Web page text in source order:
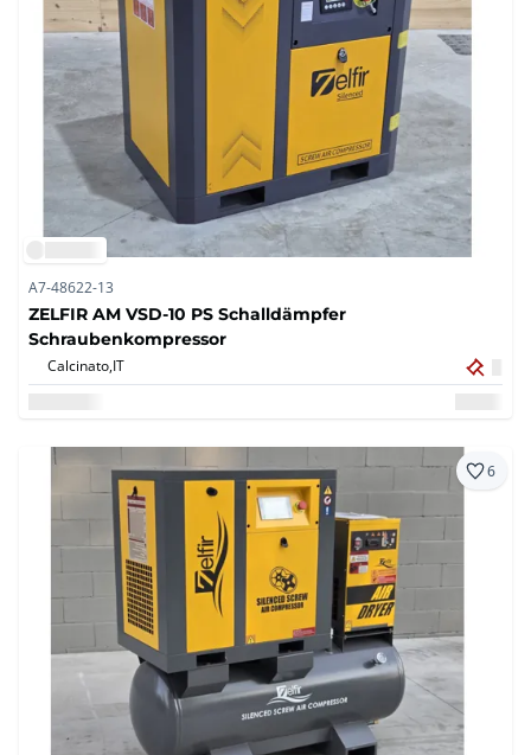
A7-48622-13
ZELFIR AM VSD-10 PS Schalldämpfer
Schraubenkompressor
Calcinato,IT
6